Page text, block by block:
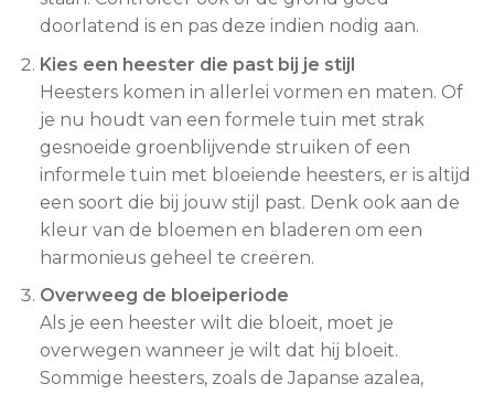
doorlatend is en pas deze indien nodig aan.
Kies een heester die past bij je stijl
Heesters komen in allerlei vormen en maten. Of
je nu houdt van een formele tuin met strak
gesnoeide groenblijvende struiken of een
informele tuin met bloeiende heesters, er is altijd
een soort die bij jouw stijl past. Denk ook aan de
kleur van de bloemen en bladeren om een
harmonieus geheel te creëren.
Overweeg de bloeiperiode
Als je een heester wilt die bloeit, moet je
overwegen wanneer je wilt dat hij bloeit.
Sommige heesters, zoals de Japanse azalea,